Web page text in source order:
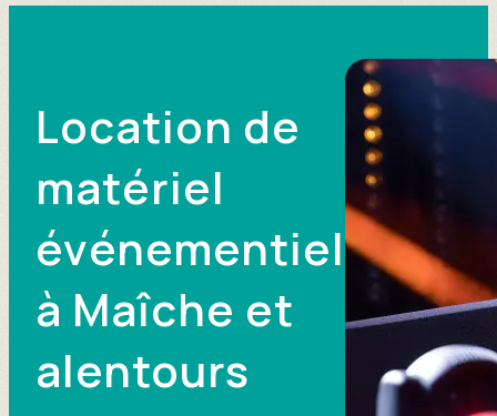
Location de
matériel
événementiel
à Maîche et
alentours